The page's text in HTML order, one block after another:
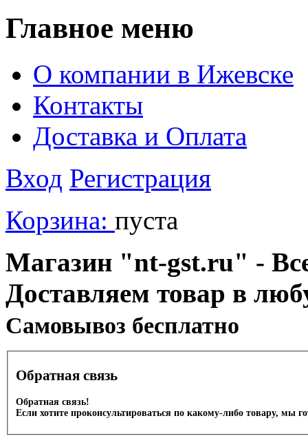
Главное меню
О компании в Ижевске
Контакты
Доставка и Оплата
Вход Регистрация
Корзина: пуста
Магазин "nt-gst.ru" -
Доставляем товар в
Cамовывоз бесплатно
Обратная связь
Обратная связь!
Если хотите проконсультироваться по какому-либо товару, мы